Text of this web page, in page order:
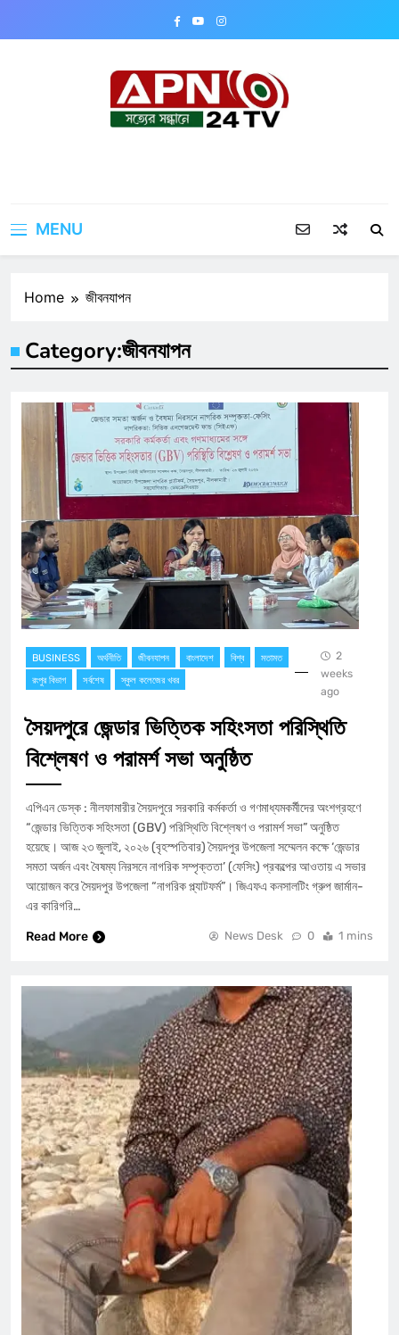
MENU
Home জীবনযাপন
Category:জীবনযাপন
BUSINESS অর্থনীতি জীবনযাপন বাংলাদেশ বিশ্ব
মতামত
রংপুর বিভাগ
সর্বশেষ স্কুল কলেজের খবর
2
weeks
ago
সৈয়দপুরে জেন্ডার ভিত্তিক সহিংসতা পরিস্থিতি
বিশ্লেষণ ও পরামর্শ সভা অনুষ্ঠিত
এপিএন ডেস্ক : নীলফামারীর সৈয়দপুরে সরকারি কর্মকর্তা ও গণমাধ্যমকর্মীদের অংশগ্রহণে
“জেন্ডার ভিত্তিক সহিংসতা (GBV) পরিস্থিতি বিশ্লেষণ ও পরামর্শ সভা” অনুষ্ঠিত
হয়েছে। ​আজ ২৩ জুলাই, ২০২৬ (বৃহস্পতিবার) সৈয়দপুর উপজেলা সম্মেলন কক্ষে ‘জেন্ডার
সমতা অর্জন এবং বৈষম্য নিরসনে নাগরিক সম্পৃক্ততা’ (ফেসিং) প্রকল্পের আওতায় এ সভার
আয়োজন করে সৈয়দপুর উপজেলা “নাগরিক প্ল্যাটফর্ম”। ​জিএফএ কনসালটিং গ্রুপ জার্মান-
এর কারিগরি…
Read More
News Desk 0 1 mins